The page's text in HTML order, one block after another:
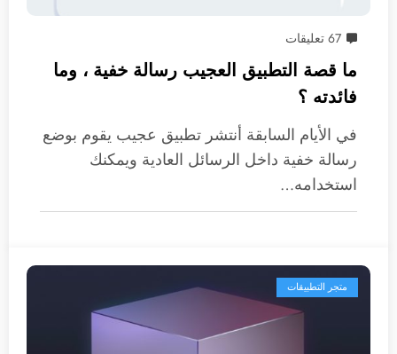
67 تعليقات
ما قصة التطبيق العجيب رسالة خفية ، وما
فائدته ؟
في الأيام السابقة أنتشر تطبيق عجيب يقوم بوضع
رسالة خفية داخل الرسائل العادية ويمكنك
استخدامه…
متجر التطبيقات